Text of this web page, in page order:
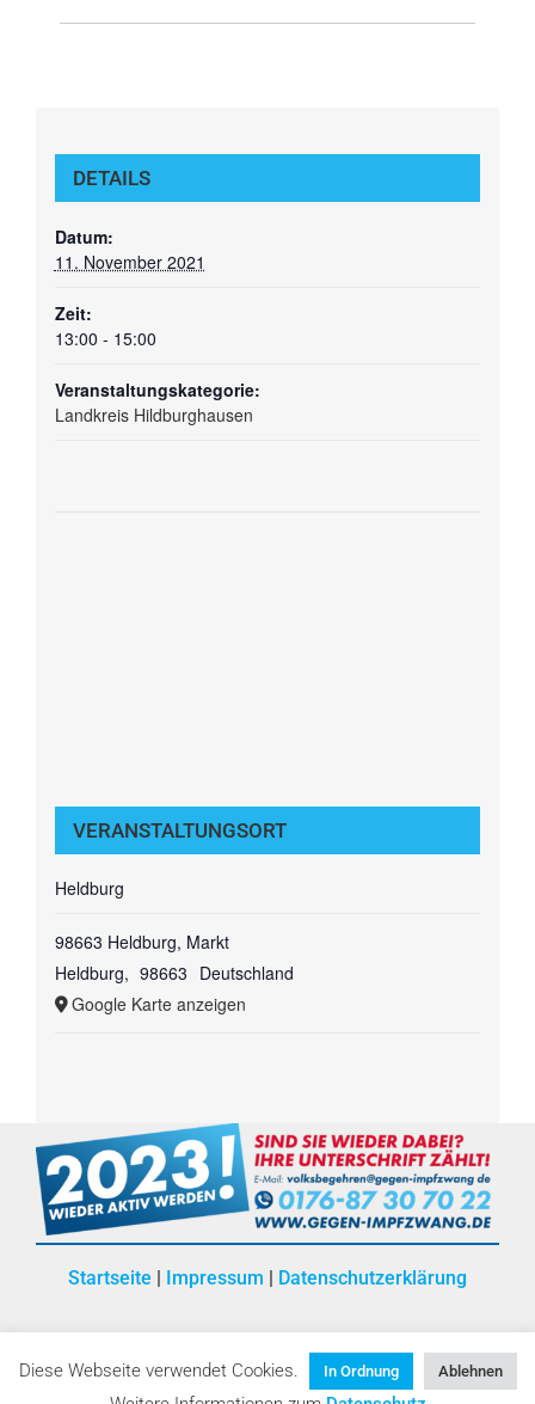
DETAILS
Datum:
11. November 2021
Zeit:
13:00 - 15:00
Veranstaltungskategorie:
Landkreis Hildburghausen
VERANSTALTUNGSORT
Heldburg
98663 Heldburg, Markt
Heldburg, 98663 Deutschland
Google Karte anzeigen
Startseite Impressum Datenschutzerklärung
Diese Webseite verwendet Cookies. In Ordnung Ablehnen